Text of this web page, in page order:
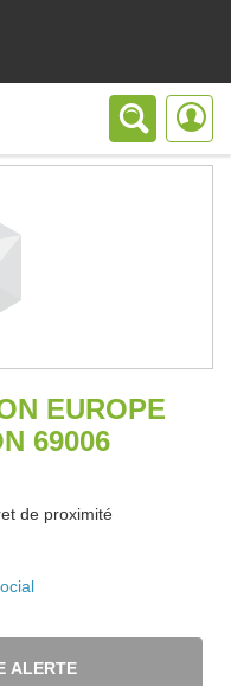
EUROPE
69006
de proximité
ALERTE